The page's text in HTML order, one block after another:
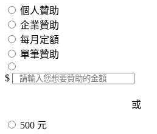
個人贊助
企業贊助
每月定額
單筆贊助
$
或
500 元